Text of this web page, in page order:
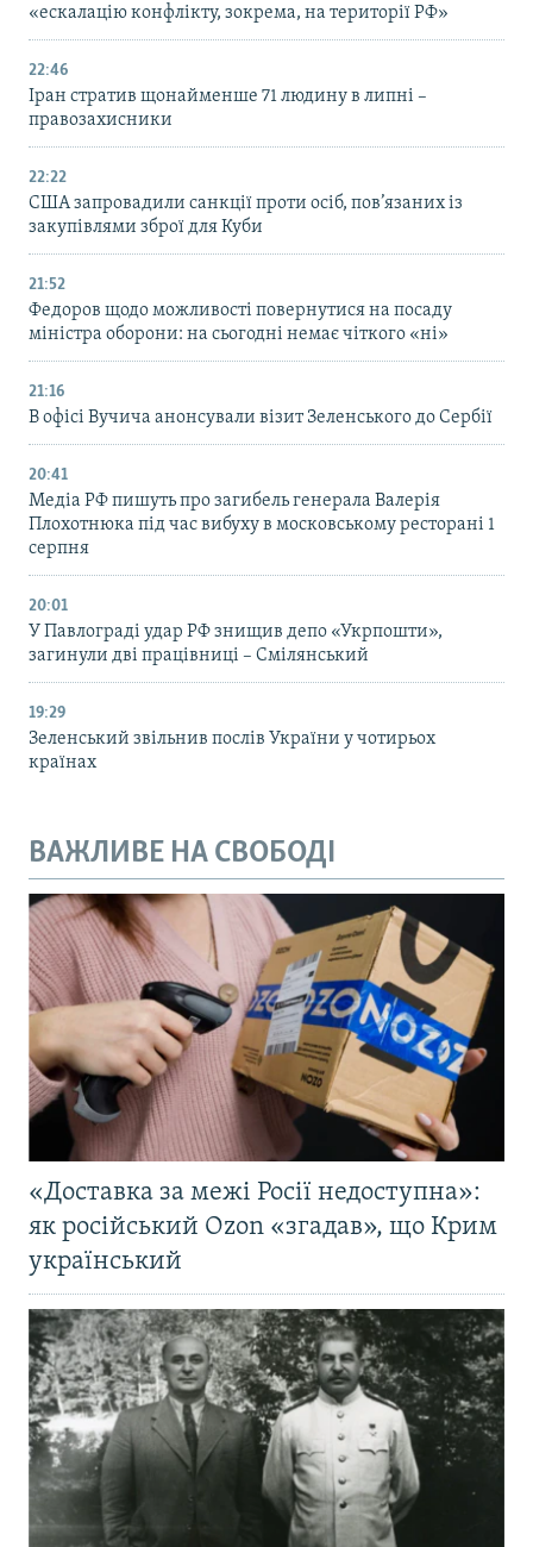
«ескалацію конфлікту, зокрема, на території РФ»
22:46
Іран стратив щонайменше 71 людину в липні –
правозахисники
22:22
США запровадили санкції проти осіб, пов’язаних із
закупівлями зброї для Куби
21:52
Федоров щодо можливості повернутися на посаду
міністра оборони: на сьогодні немає чіткого «ні»
21:16
В офісі Вучича анонсували візит Зеленського до Сербії
20:41
Медіа РФ пишуть про загибель генерала Валерія
Плохотнюка під час вибуху в московському ресторані 1
серпня
20:01
У Павлограді удар РФ знищив депо «Укрпошти»,
загинули дві працівниці – Смілянський
19:29
Зеленський звільнив послів України у чотирьох
країнах
ВАЖЛИВЕ НА СВОБОДІ
«Доставка за межі Росії недоступна»:
як російський Ozon «згадав», що Крим
український